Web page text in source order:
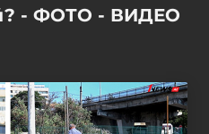
- ФОТО - ВИДЕО